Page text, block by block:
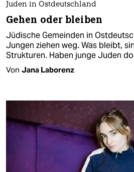
Juden in Ostdeutschland
Gehen oder bleiben
Jüdische Gemeinden in
Jungen ziehen weg. Was bleibt,
Strukturen. Haben junge Juden
Von Jana Laborenz